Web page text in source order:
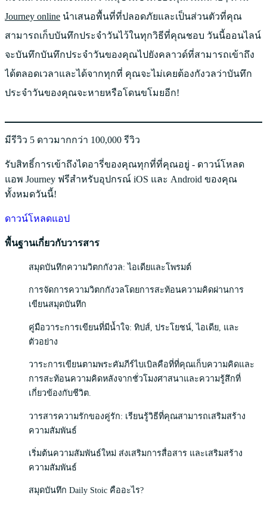
Journey online นำเสนอพื้นที่ที่ปลอดภัยและเป็นส่วนตัวที่คุณ
สามารถเก็บบันทึกประจำวันไว้ในทุกวิธีที่คุณชอบ วันนี้ออนไลน์
จะบันทึกบันทึกประจำวันของคุณไปยังคลาวด์ที่สามารถเข้าถึง
ได้ตลอดเวลาและได้จากทุกที่ คุณจะไม่เคยต้องกังวลว่าบันทึก
ประจำวันของคุณจะหายหรือโดนขโมยอีก!
มีรีวิว 5 ดาวมากกว่า 100,000 รีวิว
รับสิทธิ์การเข้าถึงไดอารี่ของคุณทุกที่ที่คุณอยู่ - ดาวน์โหลด
แอพ Journey ฟรีสำหรับอุปกรณ์ iOS และ Android ของคุณ
ทั้งหมดวันนี้!
ดาวน์โหลดแอป
พื้นฐานเกี่ยวกับวารสาร
สมุดบันทึกความวิตกกังวล: ไอเดียและโพรมต์
การจัดการความวิตกกังวลโดยการสะท้อนความคิดผ่านการ
เขียนสมุดบันทึก
คู่มือวาระการเขียนที่มีน้ำใจ: ทิปส์, ประโยชน์, ไอเดีย, และ
ตัวอย่าง
วาระการเขียนตามพระคัมภีร์ไบเบิลคือที่ที่คุณเก็บความคิดและ
การสะท้อนความคิดหลังจากชั่วโมงศาสนาและความรู้สึกที่
เกี่ยวข้องกับชีวิต.
วารสารความรักของคู่รัก: เรียนรู้วิธีที่คุณสามารถเสริมสร้าง
ความสัมพันธ์
เริ่มต้นความสัมพันธ์ใหม่ ส่งเสริมการสื่อสาร และเสริมสร้าง
ความสัมพันธ์
สมุดบันทึก Daily Stoic คืออะไร?